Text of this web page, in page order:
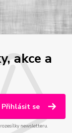
akce a
Přihlásit se
newsletteru.